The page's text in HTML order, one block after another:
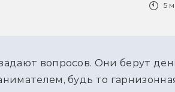
5
вопросов. Они берут
будь то